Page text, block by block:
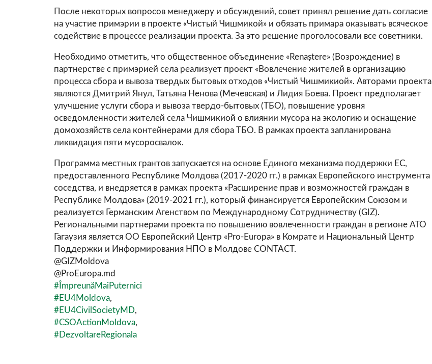
После некоторых вопросов менеджеру и обсуждений, совет принял решение дать согласие
на участие примэрии в проекте «Чистый Чишмикой» и обязать примара оказывать всяческое
содействие в процессе реализации проекта. За это решение проголосовали все советники.
Необходимо отметить, что общественное объединение «Renaștere» (Возрождение) в
партнерстве с примэрией села реализует проект «Вовлечение жителей в организацию
процесса сбора и вывоза твердых бытовых отходов «Чистый Чишмикиой». Авторами проекта
являются Дмитрий Янул, Татьяна Ненова (Мечевская) и Лидия Боева. Проект предполагает
улучшение услуги сбора и вывоза твердо-бытовых (ТБО), повышение уровня
осведомленности жителей села Чишмикиой о влиянии мусора на экологию и оснащение
домохозяйств села контейнерами для сбора ТБО. В рамках проекта запланирована
ликвидация пяти мусоросвалок.
Программа местных грантов запускается на основе Единого механизма поддержки ЕС,
предоставленного Республике Молдова (2017-2020 гг.) в рамках Европейского инструмента
соседства, и внедряется в рамках проекта «Расширение прав и возможностей граждан в
Республике Молдова» (2019-2021 гг.), который финансируется Европейским Союзом и
реализуется Германским Агенством по Международному Сотрудничеству (GIZ).
Региональными партнерами проекта по повышению вовлеченности граждан в регионе АТО
Гагаузия является ОО Европейский Центр «Pro-Europa» в Комрате и Национальный Центр
Поддержки и Информирования НПО в Молдове CONTACT.
@GIZMoldova
@ProEuropa.md
#ÎmpreunăMaiPuternici
#EU4Moldova,
#EU4CivilSocietyMD,
#CSOActionMoldova,
#DezvoltareRegionala